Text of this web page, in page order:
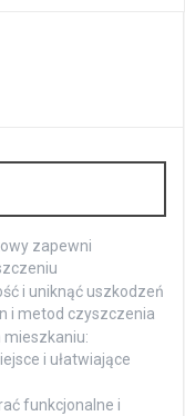
zapewni
i uniknąć uszkodzeń
i metod czyszczenia
mieszkaniu:
i ułatwiające
funkcjonalne i